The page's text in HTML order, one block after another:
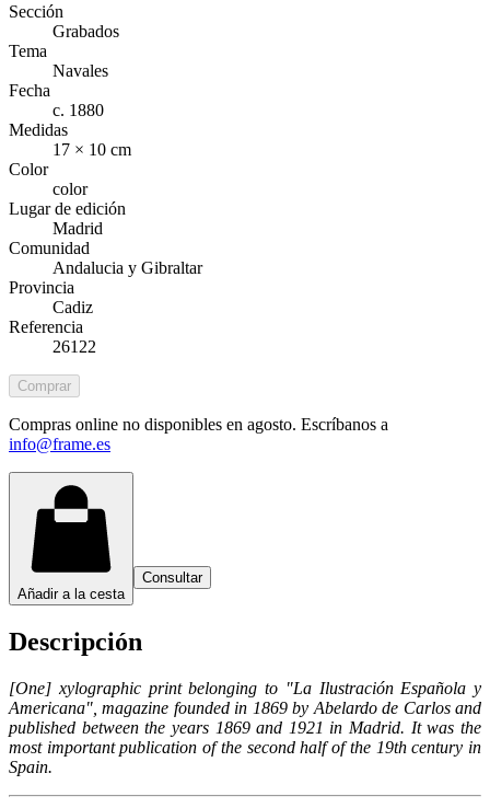
Sección
Grabados
Tema
Navales
Fecha
c. 1880
Medidas
17 × 10 cm
Color
color
Lugar de edición
Madrid
Comunidad
Andalucia y Gibraltar
Provincia
Cadiz
Referencia
26122
Comprar
Compras online no disponibles en agosto. Escríbanos a
info@frame.es
Añadir a la cesta
Consultar
Descripción
[One] xylographic print belonging to "La Ilustración Española y
Americana", magazine founded in 1869 by Abelardo de Carlos and
published between the years 1869 and 1921 in Madrid. It was the
most important publication of the second half of the 19th century in
Spain.